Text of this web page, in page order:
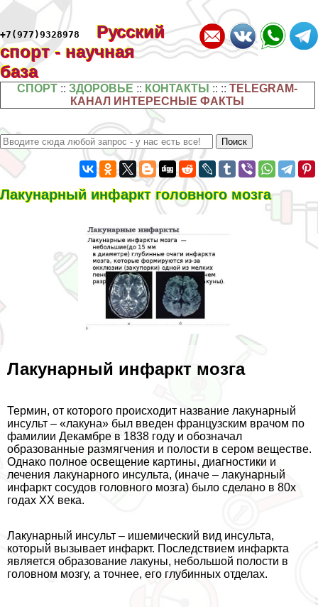
+7(977)9328978
Русский
спорт - научная
база
СПОРТ ::ЗДОРОВЬЕ :: КОНТАКТЫ :: ::TELEGRAM-
КАНАЛ ИНТЕРЕСНЫЕ ФАКТЫ
Лакунарный инфаркт головного мозга
Лакунарный инфаркт мозга
Термин, от которого происходит название лакунарный
инсульт – «лакуна» был введен французским врачом по
фамилии Декамбре в 1838 году и обозначал
образованные размягчения и полости в сером веществе.
Однако полное освещение картины, диагностики и
лечения лакунарного инсульта, (иначе – лакунарный
инфаркт сосудов головного мозга) было сделано в 80х
годах ХХ века.
Лакунарный инсульт – ишемический вид инсульта,
который вызывает инфаркт. Последствием инфаркта
является образование лакуны, небольшой полости в
головном мозгу, а точнее, его глубинных отделах.